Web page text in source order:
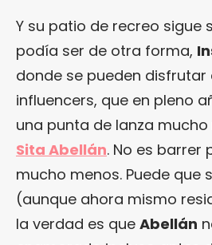
Y su patio de recreo sigue
podía ser de otra forma,
donde se pueden
influencers, que en pleno
una punta de lanza
Sita Abellán. No es barrer
mucho menos. Puede que
(aunque ahora mismo
la verdad es que Abellán